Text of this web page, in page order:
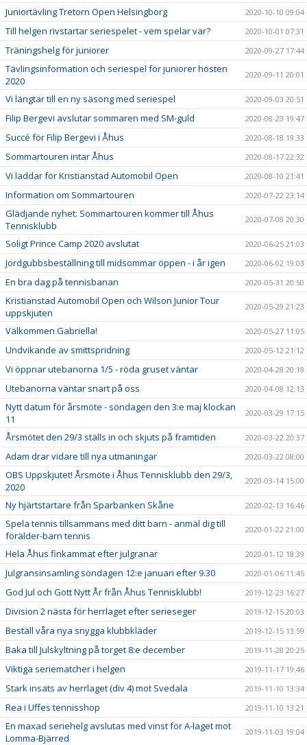
Juniortävling Tretorn Open Helsingborg 2020-10-10 09:04
Till helgen rivstartar seriespelet - vem spelar var? 2020-10-01 07:31
Träningshelg för juniorer 2020-09-27 17:44
Tävlingsinformation och seriespel för juniorer hösten
2020
2020-09-11 20:01
Vi längtar till en ny säsong med seriespel 2020-09-03 20:51
Filip Bergevi avslutar sommaren med SM-guld 2020-08-23 19:47
Succé för Filip Bergevi i Åhus 2020-08-18 19:33
Sommartouren intar Åhus 2020-08-17 22:32
Vi laddar för Kristianstad Automobil Open 2020-08-10 21:41
Information om Sommartouren 2020-07-22 23:14
Glädjande nyhet: Sommartouren kommer till Åhus
Tennisklubb
2020-07-08 20:30
Soligt Prince Camp 2020 avslutat 2020-06-25 21:03
Jordgubbsbeställning till midsommar öppen - i år igen 2020-06-02 19:03
En bra dag på tennisbanan 2020-05-31 20:50
Kristianstad Automobil Open och Wilson Junior Tour
uppskjuten
2020-05-29 21:23
Välkommen Gabriella! 2020-05-27 11:05
Undvikande av smittspridning 2020-05-12 21:12
Vi öppnar utebanorna 1/5 - röda gruset väntar 2020-04-28 20:18
Utebanorna väntar snart på oss 2020-04-08 12:13
Nytt datum för årsmöte - söndagen den 3:e maj klockan
11
2020-03-29 17:15
Årsmötet den 29/3 ställs in och skjuts på framtiden 2020-03-22 20:37
Adam drar vidare till nya utmaningar 2020-03-22 08:00
OBS Uppskjutet! Årsmöte i Åhus Tennisklubb den 29/3,
2020
2020-03-14 15:00
Ny hjärtstartare från Sparbanken Skåne 2020-02-13 16:46
Spela tennis tillsammans med ditt barn - anmäl dig till
förälder-barn tennis
2020-01-22 21:00
Hela Åhus finkammat efter julgranar 2020-01-12 18:39
Julgransinsamling söndagen 12:e januari efter 9.30 2020-01-06 11:45
God Jul och Gott Nytt År från Åhus Tennisklubb! 2019-12-23 16:27
Division 2 nästa för herrlaget efter serieseger 2019-12-15 20:03
Beställ våra nya snygga klubbkläder 2019-12-15 13:59
Baka till Julskyltning på torget 8:e december 2019-11-28 20:25
Viktiga seriematcher i helgen 2019-11-17 19:46
Stark insats av herrlaget (div 4) mot Svedala 2019-11-10 13:34
Rea i Uffes tennisshop 2019-11-10 13:21
En maxad seriehelg avslutas med vinst för A-laget mot
Lomma-Bjärred
2019-11-03 19:04